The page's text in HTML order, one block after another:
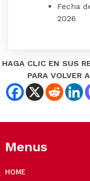
Fecha
2026
HAGA CLIC EN SUS
PARA VOLVER
Menus
HOME